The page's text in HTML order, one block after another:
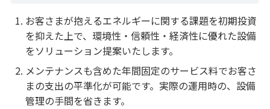
お客さまが抱えるエネルギーに関する課題を初期投資
を抑えた上で、環境性・信頼性・経済性に優れた設備
をソリューション提案いたします。
メンテナンスも含めた年間固定のサービス料でお客さ
まの支出の平準化が可能です。実際の運用時の、 設備
管理の手間を省きます。